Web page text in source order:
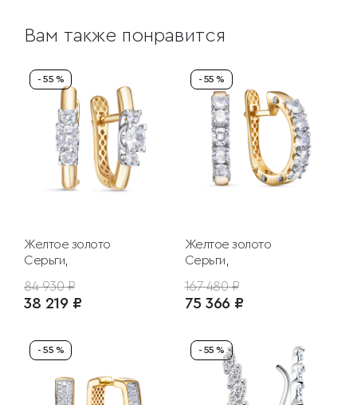
Вам также понравится
- 55 %
Желтое золото
Серьги,
84 930 ₽
38 219 ₽
- 55 %
Желтое золото
Серьги,
167 480 ₽
75 366 ₽
- 55 % - 55 %